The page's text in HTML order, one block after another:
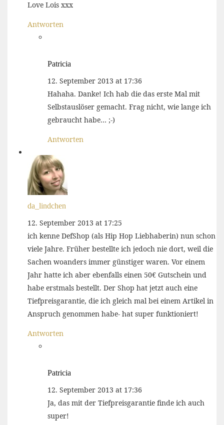
Love Lois xxx
Antworten
Patricia
12. September 2013 at 17:36
Hahaha. Danke! Ich hab die das erste Mal mit
Selbstauslöser gemacht. Frag nicht, wie lange ich
gebraucht habe… ;-)
Antworten
da_lindchen
12. September 2013 at 17:25
ich kenne DefShop (als Hip Hop Liebhaberin) nun schon
viele Jahre. Früher bestellte ich jedoch nie dort, weil die
Sachen woanders immer günstiger waren. Vor einem
Jahr hatte ich aber ebenfalls einen 50€ Gutschein und
habe erstmals bestellt. Der Shop hat jetzt auch eine
Tiefpreisgarantie, die ich gleich mal bei einem Artikel in
Anspruch genommen habe- hat super funktioniert!
Antworten
Patricia
12. September 2013 at 17:36
Ja, das mit der Tiefpreisgarantie finde ich auch
super!